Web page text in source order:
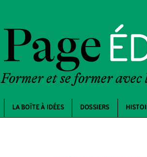
Former et se former
LA BOÎTE À IDÉES DOSSIERS